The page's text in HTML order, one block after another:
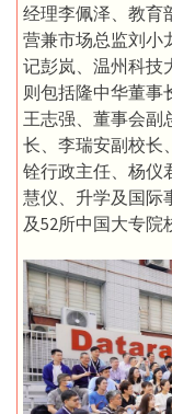
经理李佩泽、教育
营兼市场总监刘小
记彭岚、温州科技
则包括隆中华董事
王志强、董事会副
长、李瑞安副校长
铨行政主任、杨仪
慧仪、升学及国际
及52所中国大专院